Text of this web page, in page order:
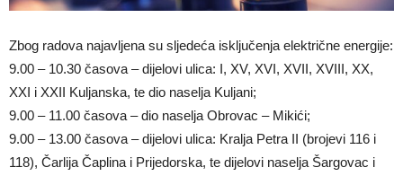
Zbog radova najavljena su sljedeća isključenja električne energije:
9.00 – 10.30 časova – dijelovi ulica: I, XV, XVI, XVII, XVIII, XX,
XXI i XXII Kuljanska, te dio naselja Kuljani;
9.00 – 11.00 časova – dio naselja Obrovac – Mikići;
9.00 – 13.00 časova – dijelovi ulica: Kralja Petra II (brojevi 116 i
118), Čarlija Čaplina i Prijedorska, te dijelovi naselja Šargovac i